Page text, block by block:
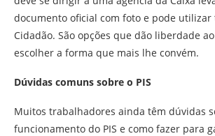
documento oficial com foto e pode utilizar
Cidadão. São opções que dão liberdade
escolher a forma que mais lhe convém.
Dúvidas comuns sobre o PIS
Muitos trabalhadores ainda têm dúvidas
funcionamento do PIS e como fazer para